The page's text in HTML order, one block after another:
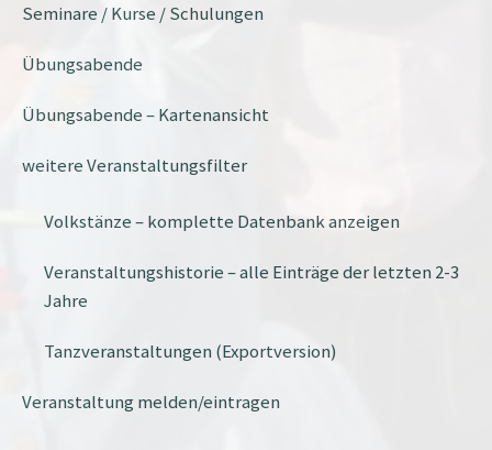
Seminare / Kurse / Schulungen
Übungsabende
Übungsabende – Kartenansicht
weitere Veranstaltungsfilter
Volkstänze – komplette Datenbank anzeigen
Veranstaltungshistorie – alle Einträge der letzten 2-3
Jahre
Tanzveranstaltungen (Exportversion)
Veranstaltung melden/eintragen